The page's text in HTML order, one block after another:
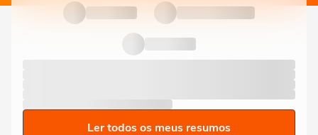
Ler todos os meus resumos